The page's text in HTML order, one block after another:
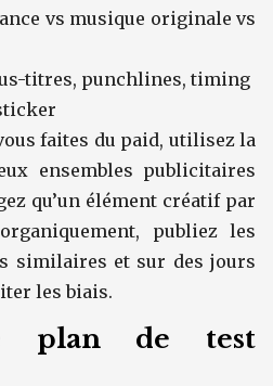
vs musique originale vs
titres, punchlines, timing
faites du paid, utilisez la
ensembles publicitaires
qu’un élément créatif par
publiez les
similaires et sur des jours
les biais.
plan de test